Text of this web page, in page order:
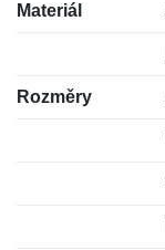
Materiál
Rozměry